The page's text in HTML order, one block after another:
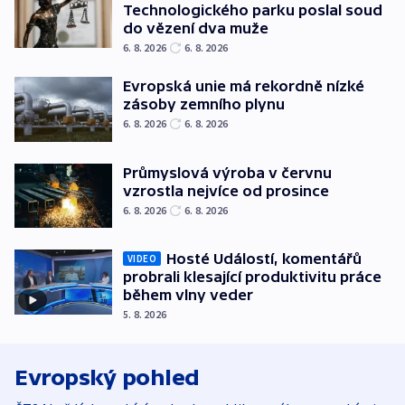
Technologického parku poslal soud
do vězení dva muže
6. 8. 2026 6. 8. 2026
Evropská unie má rekordně nízké
zásoby zemního plynu
6. 8. 2026 6. 8. 2026
Průmyslová výroba v červnu
vzrostla nejvíce od prosince
6. 8. 2026 6. 8. 2026
VIDEO
Hosté Událostí, komentářů
probrali klesající produktivitu práce
během vlny veder
5. 8. 2026
Evropský pohled